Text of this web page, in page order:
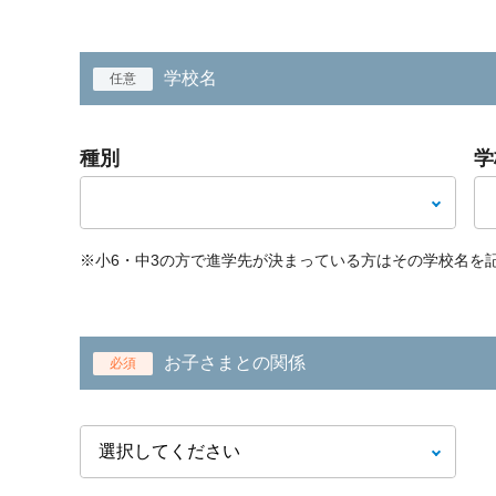
任意 学校名
種別
※小6・中3の方で進学先が決まっている方はその学校名を
必須 お子さまとの関係